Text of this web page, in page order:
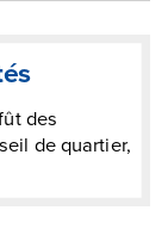
des
de quartier,